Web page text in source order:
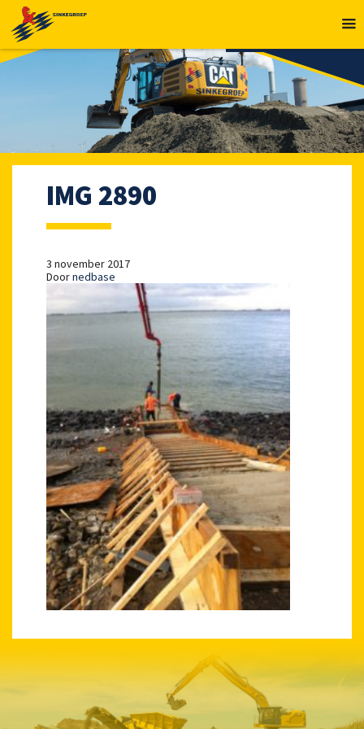
IMG 2890
3 november 2017
Doornedbase